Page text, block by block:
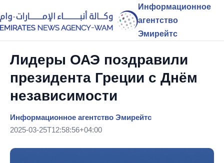
Информационное
агентство
Эмирейтс
Лидеры ОАЭ поздравили
президента Греции с Днём
независимости
Информационное агентство Эмирейтс
2025-03-25T12:58:56+04:00